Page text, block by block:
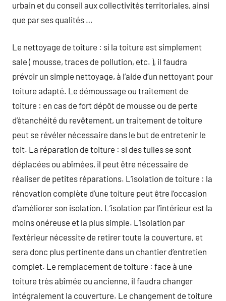
urbain et du conseil aux collectivités territoriales, ainsi
que par ses qualités …
Le nettoyage de toiture : si la toiture est simplement
sale ( mousse, traces de pollution, etc. ), il faudra
prévoir un simple nettoyage, à l’aide d’un nettoyant pour
toiture adapté. Le démoussage ou traitement de
toiture : en cas de fort dépôt de mousse ou de perte
d’étanchéité du revêtement, un traitement de toiture
peut se révéler nécessaire dans le but de entretenir le
toit. La réparation de toiture : si des tuiles se sont
déplacées ou abîmées, il peut être nécessaire de
réaliser de petites réparations. L’isolation de toiture : la
rénovation complète d’une toiture peut être l’occasion
d’améliorer son isolation. L’isolation par l’intérieur est la
moins onéreuse et la plus simple. L’isolation par
l’extérieur nécessite de retirer toute la couverture, et
sera donc plus pertinente dans un chantier d’entretien
complet. Le remplacement de toiture : face à une
toiture très abîmée ou ancienne, il faudra changer
intégralement la couverture. Le changement de toiture